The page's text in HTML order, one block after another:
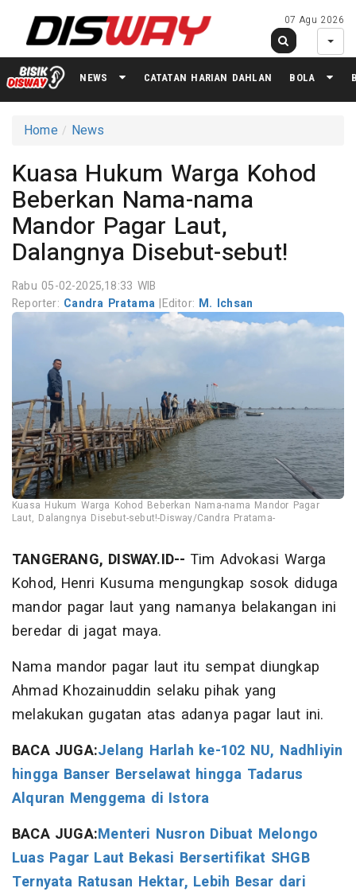
07 Agu 2026
NEWS CATATAN HARIAN DAHLAN BOLA
Home News
Kuasa Hukum Warga Kohod
Beberkan Nama-nama
Mandor Pagar Laut,
Dalangnya Disebut-sebut!
Rabu 05-02-2025,18:33 WIB
Reporter: Candra Pratama|Editor: M. Ichsan
Kuasa Hukum Warga Kohod Beberkan Nama-nama Mandor Pagar
Laut, Dalangnya Disebut-sebut!-Disway/Candra Pratama-
TANGERANG, DISWAY.ID-- Tim Advokasi Warga
Kohod, Henri Kusuma mengungkap sosok diduga
mandor pagar laut yang namanya belakangan ini
beredar di jagat maya.
Nama mandor pagar laut itu sempat diungkap
Ahmad Khozainuddin selaku pihak yang
melakukan gugatan atas adanya pagar laut ini.
BACA JUGA:Jelang Harlah ke-102 NU, Nadhliyin
hingga Banser Berselawat hingga Tadarus
Alquran Menggema di Istora
BACA JUGA:Menteri Nusron Dibuat Melongo
Luas Pagar Laut Bekasi Bersertifikat SHGB
Ternyata Ratusan Hektar, Lebih Besar dari